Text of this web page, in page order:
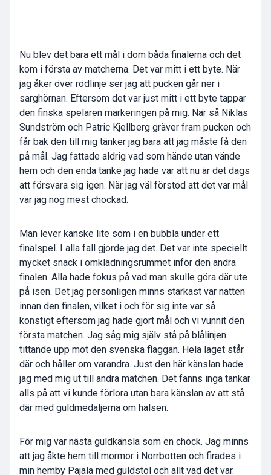
Nu blev det bara ett mål i dom båda finalerna och det
kom i första av matcherna. Det var mitt i ett byte. När
jag åker över rödlinje ser jag att pucken går ner i
sarghörnan. Eftersom det var just mitt i ett byte tappar
den finska spelaren markeringen på mig. När så Niklas
Sundström och Patric Kjellberg gräver fram pucken och
får bak den till mig tänker jag bara att jag måste få den
på mål. Jag fattade aldrig vad som hände utan vände
hem och den enda tanke jag hade var att nu är det dags
att försvara sig igen. När jag väl förstod att det var mål
var jag nog mest chockad.
Man lever kanske lite som i en bubbla under ett
finalspel. I alla fall gjorde jag det. Det var inte speciellt
mycket snack i omklädningsrummet inför den andra
finalen. Alla hade fokus på vad man skulle göra där ute
på isen. Det jag personligen minns starkast var natten
innan den finalen, vilket i och för sig inte var så
konstigt eftersom jag hade gjort mål och vi vunnit den
första matchen. Jag såg mig själv stå på blålinjen
tittande upp mot den svenska flaggan. Hela laget står
där och håller om varandra. Just den här känslan hade
jag med mig ut till andra matchen. Det fanns inga tankar
alls på att vi kunde förlora utan bara känslan av att stå
där med guldmedaljerna om halsen.
För mig var nästa guldkänsla som en chock. Jag minns
att jag åkte hem till mormor i Norrbotten och firades i
min hemby Pajala med guldstol och allt vad det var.